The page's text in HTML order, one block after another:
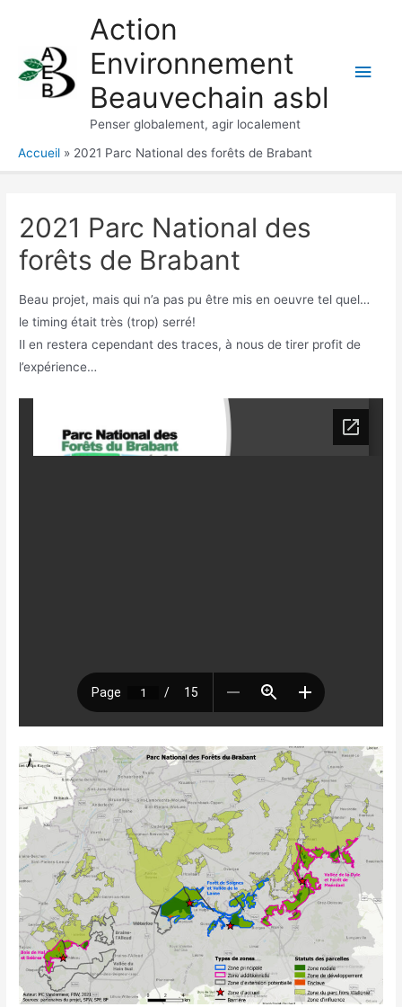
contenu
Action
Environnement
Beauvechain asbl
Penser globalement, agir localement
Accueil 2021 Parc National des forêts de Brabant
2021 Parc National des
forêts de Brabant
Beau projet, mais qui n’a pas pu être mis en oeuvre tel quel…
le timing était très (trop) serré!
Il en restera cependant des traces, à nous de tirer profit de
l’expérience…